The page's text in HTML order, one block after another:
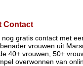
Contact
gratis contact met
vrouwen uit
40+ vrouwen, 50+
overwonnen van